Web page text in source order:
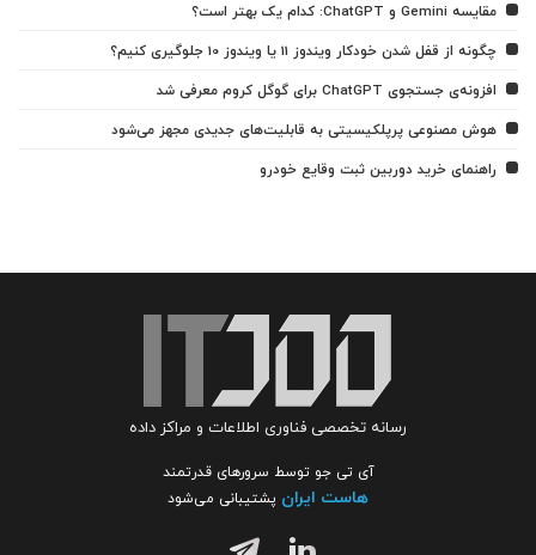
مقایسه Gemini و ChatGPT: کدام یک بهتر است؟
چگونه از قفل شدن خودکار ویندوز 11 یا ویندوز 10 جلوگیری کنیم؟
افزونه‌ی جستجوی ChatGPT برای گوگل کروم معرفی شد
هوش مصنوعی پرپلکیسیتی به قابلیت‌های جدیدی مجهز می‌شود
راهنمای خرید دوربین ثبت وقایع خودرو
رسانه تخصصی فناوری اطلاعات و مراکز داده
آی تی جو توسط سرورهای قدرتمند
هاست ایران پشتیبانی می‌شود